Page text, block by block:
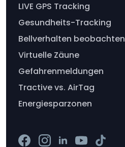
LIVE GPS Tracking
Gesundheits-Tracking
Bellverhalten beobachten
Virtuelle Zäune
Gefahrenmeldungen
Tractive vs. AirTag
Energiesparzonen